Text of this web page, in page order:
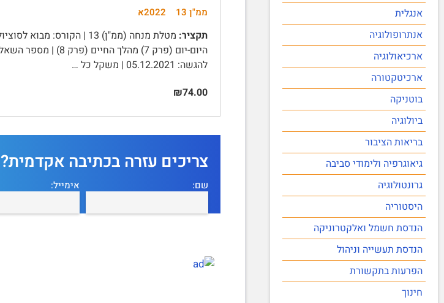
אנגלית
אנתרופולוגיה
ארכיאולוגיה
ארכיטקטורה
בוטניקה
ביולוגיה
בריאות הציבור
גיאוגרפיה ולימודי סביבה
גרונטולוגיה
היסטוריה
הנדסת חשמל ואלקטרוניקה
הנדסת תעשייה וניהול
הפרעות בתקשורת
חינוך
ממ"ן 13 2022א
תקציר:
להגשה: 05.12.2021 | משקל כל …
₪74.00
צריכים עזרה בכתיבה אקדמית?
שם: אימייל: